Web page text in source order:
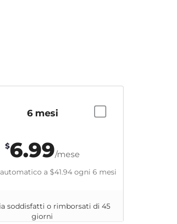
6 mesi
$6.99/mese
a $41.94ogni 6 mesi
soddisfatti o rimborsati di 45
giorni